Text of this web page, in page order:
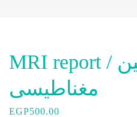
MRI report / تقرير رنين
مغناطيسى
EGP500.00